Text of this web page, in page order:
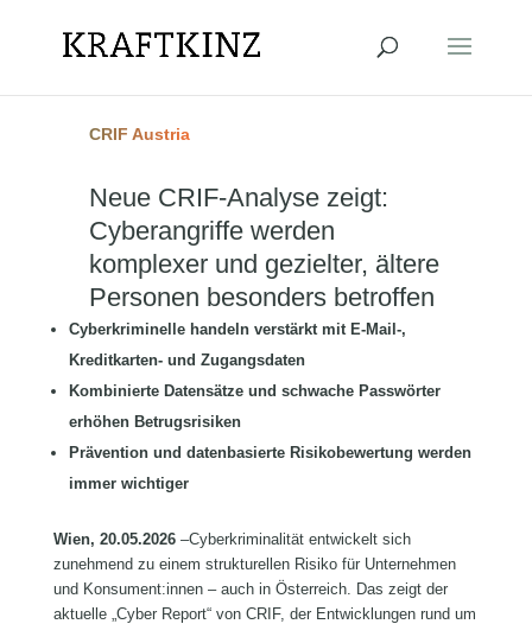
CRIF Austria
Neue CRIF-Analyse zeigt:
Cyberangriffe werden
komplexer und gezielter, ältere
Personen besonders betroffen
Cyberkriminelle handeln verstärkt mit E-Mail-,
Kreditkarten- und Zugangsdaten
Kombinierte Datensätze und schwache Passwörter
erhöhen Betrugsrisiken
Prävention und datenbasierte Risikobewertung werden
immer wichtiger
Wien, 20.05.2026–Cyberkriminalität entwickelt sich
zunehmend zu einem strukturellen Risiko für Unternehmen
und Konsument:innen – auch in Österreich. Das zeigt der
aktuelle „Cyber Report“ von CRIF, der Entwicklungen rund um